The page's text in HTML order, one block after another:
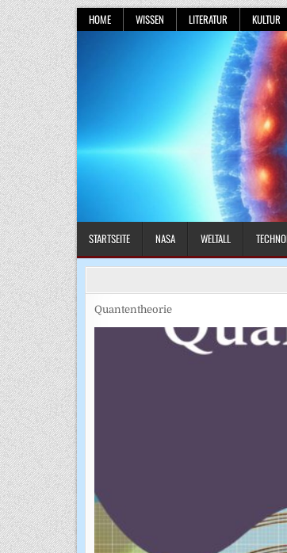
Skip
to
content
HOME WISSEN LITERATUR KULTUR
STARTSEITE NASA WELTALL
Quantentheorie